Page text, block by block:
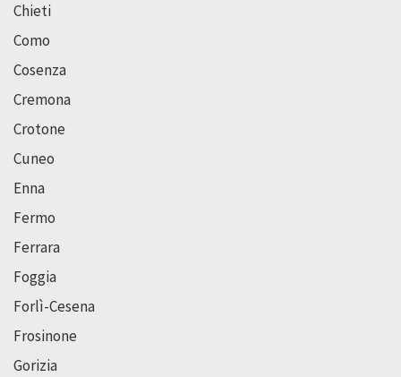
Chieti
Como
Cosenza
Cremona
Crotone
Cuneo
Enna
Fermo
Ferrara
Foggia
Forlì-Cesena
Frosinone
Gorizia